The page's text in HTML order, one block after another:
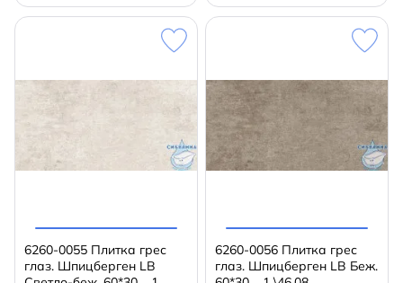
6260-0055 Плитка грес
глаз. Шпицберген LB
6260-0056 Плитка грес
глаз. Шпицберген LB Беж.